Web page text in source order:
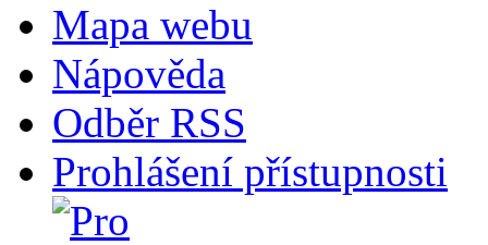
Mapa webu
Nápověda
Odběr RSS
Prohlášení přístupnosti